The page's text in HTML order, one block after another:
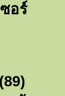
อร์
(89)